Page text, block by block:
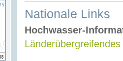
Nationale Links
Hochwasser-